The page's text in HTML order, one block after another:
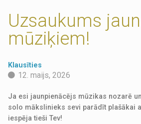
Uzsaukums
mūziķiem!
Klausīties
12. maijs, 2026
Ja esi jaunpienācējs mūzikas nozarē
solo mākslinieks sevi parādīt plašākai
iespēja tieši Tev!